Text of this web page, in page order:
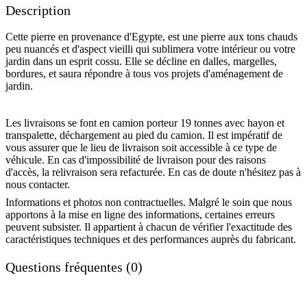
Description
Cette pierre en provenance d'Egypte, est une pierre aux tons chauds
peu nuancés et d'aspect vieilli qui sublimera votre intérieur ou votre
jardin dans un esprit cossu. Elle se décline en dalles, margelles,
bordures, et saura répondre à tous vos projets d'aménagement de
jardin.
Les livraisons se font en camion porteur 19 tonnes avec hayon et
transpalette, déchargement au pied du camion. Il est impératif de
vous assurer que le lieu de livraison soit accessible à ce type de
véhicule. En cas d'impossibilité de livraison pour des raisons
d'accès, la relivraison sera refacturée. En cas de doute n'hésitez pas à
nous contacter.
Informations et photos non contractuelles. Malgré le soin que nous
apportons à la mise en ligne des informations, certaines erreurs
peuvent subsister. Il appartient à chacun de vérifier l'exactitude des
caractéristiques techniques et des performances auprès du fabricant.
Questions fréquentes (0)